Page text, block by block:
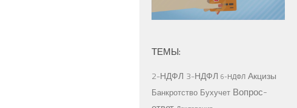
ТЕМЫ:
2-НДФЛ 3-НДФЛ 6-НДФЛ Акцизы
Банкротство Бухучет Вопрос-